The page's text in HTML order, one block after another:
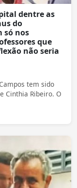
dentre as
do
só nos
que
não seria
tem sido
Cinthia Ribeiro. O